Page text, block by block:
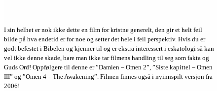
I sin helhet er nok ikke dette en film for kristne generelt, den gir et helt feil
bilde på hva endetid er for noe og setter det hele i feil perspektiv. Hvis du er
godt befestet i Bibelen og kjenner til og er ekstra interessert i eskatologi så kan
vel ikke denne skade, bare man ikke tar filmens handling til seg som fakta og
Guds Ord! Oppfølgere til denne er ”Damien – Omen 2”, ”Siste kapittel – Omen
III” og ”Omen 4 – The Awakening”. Filmen finnes også i nyinnspilt versjon fra
2006!